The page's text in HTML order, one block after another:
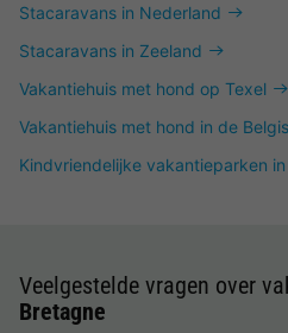
Stacaravans in Nederland
Stacaravans in Zeeland
Vakantiehuis met hond op Texel
Vakantiehuis met hond in de
Kindvriendelijke vakantieparken
Veelgestelde vragen over
Bretagne